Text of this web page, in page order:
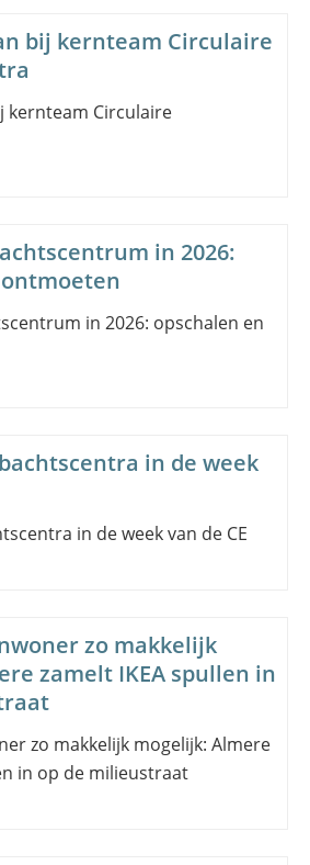
bij kernteam Circulaire
kernteam Circulaire
in 2026:
in 2026: opschalen en
in de week
in de week van de CE
zo makkelijk
zamelt IKEA spullen in
zo makkelijk mogelijk: Almere
in op de milieustraat